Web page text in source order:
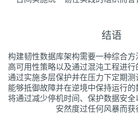
结语
构建韧性数据库架构需要一种综合方
高可用性策略以及通过混沌工程进行
通过实施多层保护并在压力下定期
能够抵御故障并在逆境中保持运行
将通过减少停机时间、保护数据安
安然度过任何风暴而获